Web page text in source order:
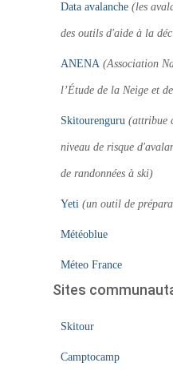
Data avalanche (les
des outils d'aide à la
ANENA (Association
l’Étude de la Neige et
Skitourenguru (attribue
niveau de risque
de randonnées à ski)
Yeti (un outil de
Météoblue
Méteo France
Sites
Skitour
Camptocamp